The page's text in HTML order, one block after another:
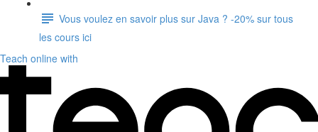
Vous voulez en savoir plus sur Java ? -20% sur tous
les cours ici
Teach online with